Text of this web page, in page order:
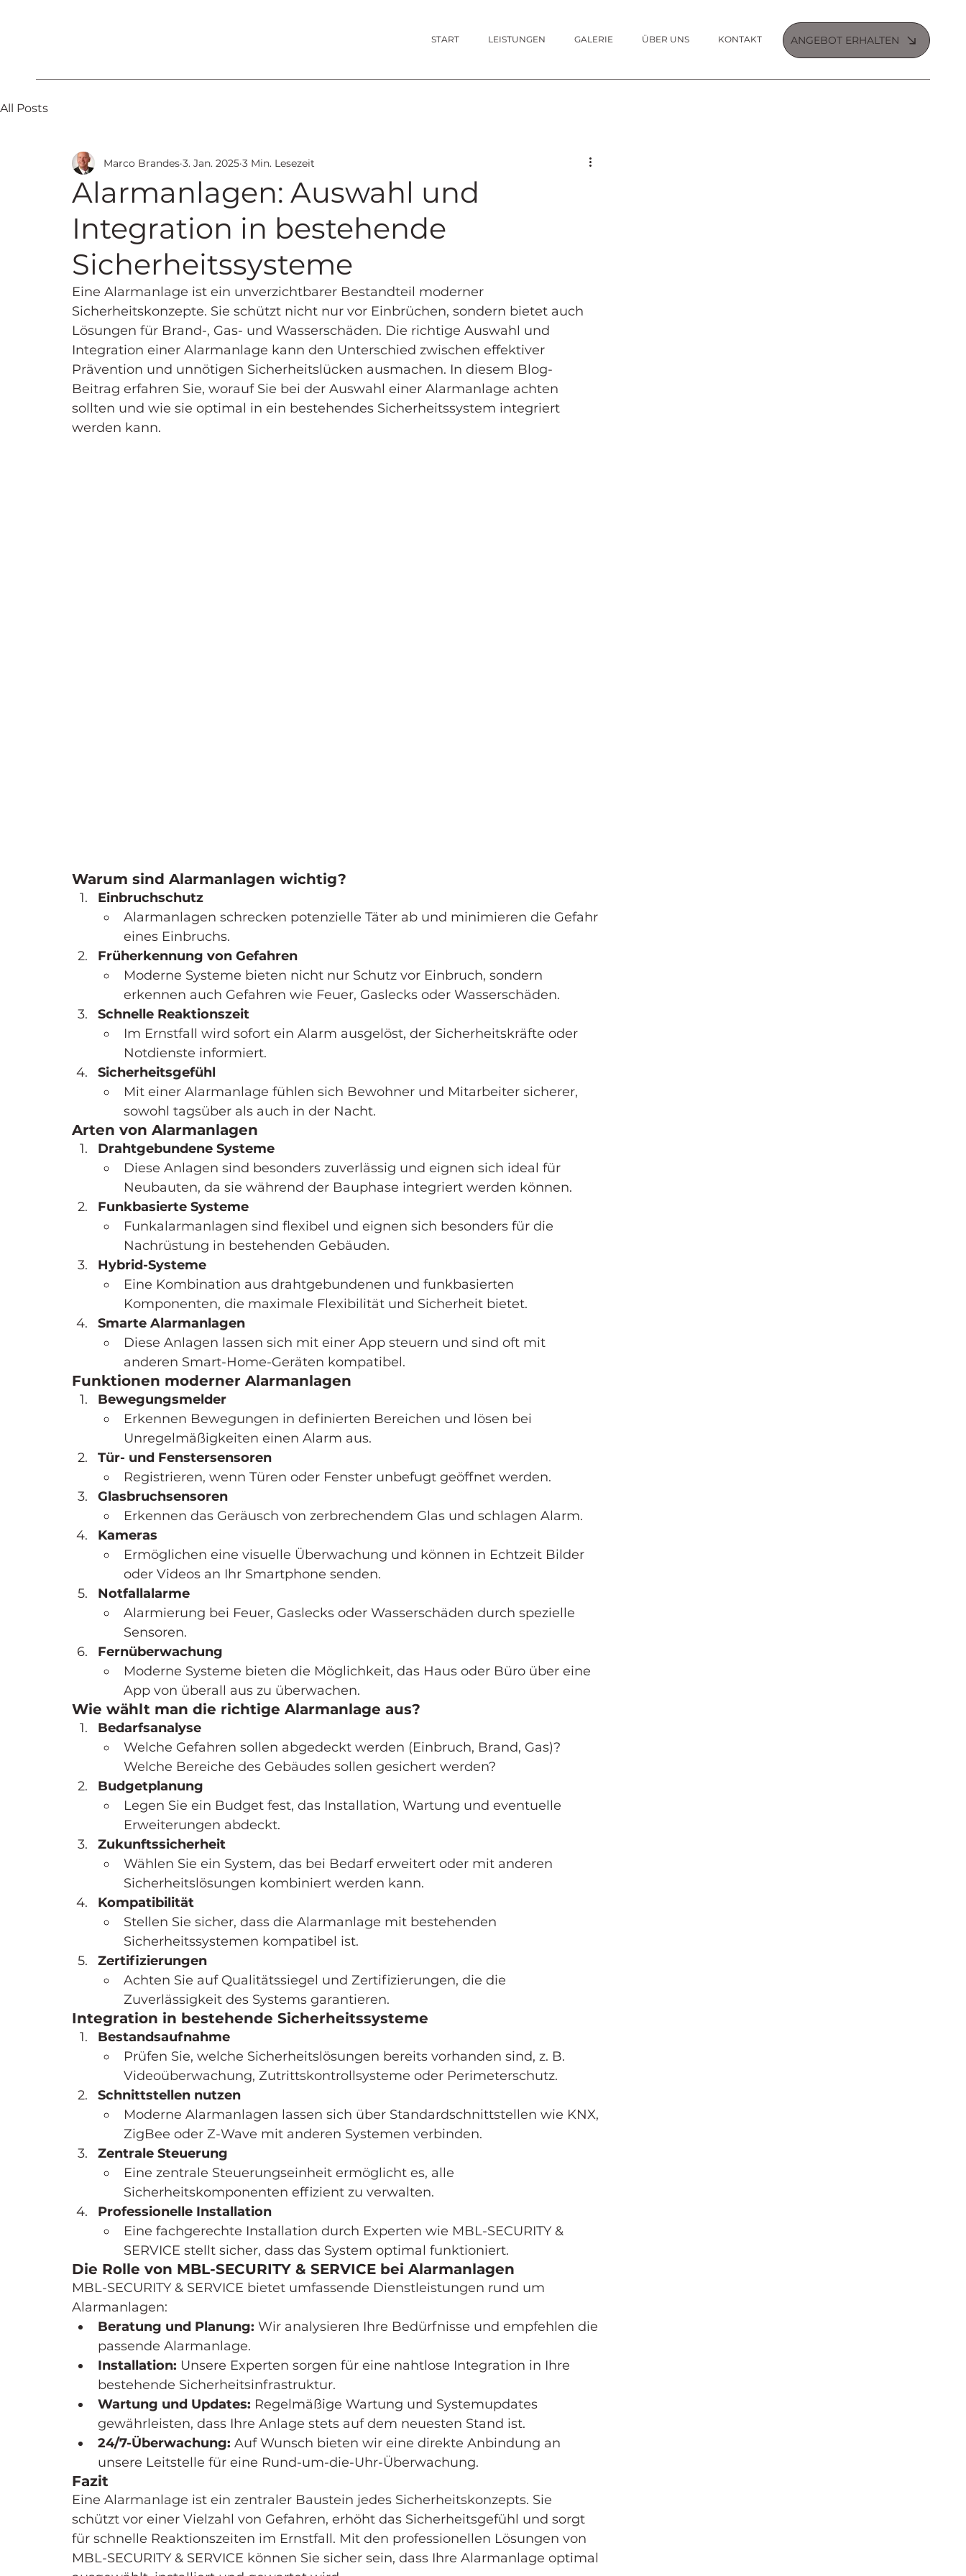
ANGEBOT ERHALTEN
START LEISTUNGEN GALERIE ÜBER UNS KONTAKT
All Posts
Alarmanlagen: Auswahl und
Integration in bestehende
Sicherheitssysteme
Marco Brandes 3. Jan. 2025 3 Min. Lesezeit
Eine Alarmanlage ist ein unverzichtbarer Bestandteil moderner
Sicherheitskonzepte. Sie schützt nicht nur vor Einbrüchen, sondern bietet auch
Lösungen für Brand-, Gas- und Wasserschäden. Die richtige Auswahl und
Integration einer Alarmanlage kann den Unterschied zwischen effektiver
Prävention und unnötigen Sicherheitslücken ausmachen. In diesem Blog-
Beitrag erfahren Sie, worauf Sie bei der Auswahl einer Alarmanlage achten
sollten und wie sie optimal in ein bestehendes Sicherheitssystem integriert
werden kann.
Warum sind Alarmanlagen wichtig?
Einbruchschutz
Alarmanlagen schrecken potenzielle Täter ab und minimieren die Gefahr
eines Einbruchs.
Früherkennung von Gefahren
Moderne Systeme bieten nicht nur Schutz vor Einbruch, sondern
erkennen auch Gefahren wie Feuer, Gaslecks oder Wasserschäden.
Schnelle Reaktionszeit
Im Ernstfall wird sofort ein Alarm ausgelöst, der Sicherheitskräfte oder
Notdienste informiert.
Sicherheitsgefühl
Mit einer Alarmanlage fühlen sich Bewohner und Mitarbeiter sicherer,
sowohl tagsüber als auch in der Nacht.
Arten von Alarmanlagen
Drahtgebundene Systeme
Diese Anlagen sind besonders zuverlässig und eignen sich ideal für
Neubauten, da sie während der Bauphase integriert werden können.
Funkbasierte Systeme
Funkalarmanlagen sind flexibel und eignen sich besonders für die
Nachrüstung in bestehenden Gebäuden.
Hybrid-Systeme
Eine Kombination aus drahtgebundenen und funkbasierten
Komponenten, die maximale Flexibilität und Sicherheit bietet.
Smarte Alarmanlagen
Diese Anlagen lassen sich mit einer App steuern und sind oft mit
anderen Smart-Home-Geräten kompatibel.
Funktionen moderner Alarmanlagen
Bewegungsmelder
Erkennen Bewegungen in definierten Bereichen und lösen bei
Unregelmäßigkeiten einen Alarm aus.
Tür- und Fenstersensoren
Registrieren, wenn Türen oder Fenster unbefugt geöffnet werden.
Glasbruchsensoren
Erkennen das Geräusch von zerbrechendem Glas und schlagen Alarm.
Kameras
Ermöglichen eine visuelle Überwachung und können in Echtzeit Bilder
oder Videos an Ihr Smartphone senden.
Notfallalarme
Alarmierung bei Feuer, Gaslecks oder Wasserschäden durch spezielle
Sensoren.
Fernüberwachung
Moderne Systeme bieten die Möglichkeit, das Haus oder Büro über eine
App von überall aus zu überwachen.
Wie wählt man die richtige Alarmanlage aus?
Bedarfsanalyse
Welche Gefahren sollen abgedeckt werden (Einbruch, Brand, Gas)?
Welche Bereiche des Gebäudes sollen gesichert werden?
Budgetplanung
Legen Sie ein Budget fest, das Installation, Wartung und eventuelle
Erweiterungen abdeckt.
Zukunftssicherheit
Wählen Sie ein System, das bei Bedarf erweitert oder mit anderen
Sicherheitslösungen kombiniert werden kann.
Kompatibilität
Stellen Sie sicher, dass die Alarmanlage mit bestehenden
Sicherheitssystemen kompatibel ist.
Zertifizierungen
Achten Sie auf Qualitätssiegel und Zertifizierungen, die die
Zuverlässigkeit des Systems garantieren.
Integration in bestehende Sicherheitssysteme
Bestandsaufnahme
Prüfen Sie, welche Sicherheitslösungen bereits vorhanden sind, z. B.
Videoüberwachung, Zutrittskontrollsysteme oder Perimeterschutz.
Schnittstellen nutzen
Moderne Alarmanlagen lassen sich über Standardschnittstellen wie KNX,
ZigBee oder Z-Wave mit anderen Systemen verbinden.
Zentrale Steuerung
Eine zentrale Steuerungseinheit ermöglicht es, alle
Sicherheitskomponenten effizient zu verwalten.
Professionelle Installation
Eine fachgerechte Installation durch Experten wie MBL-SECURITY &
SERVICE stellt sicher, dass das System optimal funktioniert.
Die Rolle von MBL-SECURITY & SERVICE bei Alarmanlagen
MBL-SECURITY & SERVICE bietet umfassende Dienstleistungen rund um
Alarmanlagen:
Beratung und Planung: Wir analysieren Ihre Bedürfnisse und empfehlen die
passende Alarmanlage.
Installation: Unsere Experten sorgen für eine nahtlose Integration in Ihre
bestehende Sicherheitsinfrastruktur.
Wartung und Updates: Regelmäßige Wartung und Systemupdates
gewährleisten, dass Ihre Anlage stets auf dem neuesten Stand ist.
24/7-Überwachung: Auf Wunsch bieten wir eine direkte Anbindung an
unsere Leitstelle für eine Rund-um-die-Uhr-Überwachung.
Fazit
Eine Alarmanlage ist ein zentraler Baustein jedes Sicherheitskonzepts. Sie
schützt vor einer Vielzahl von Gefahren, erhöht das Sicherheitsgefühl und sorgt
für schnelle Reaktionszeiten im Ernstfall. Mit den professionellen Lösungen von
MBL-SECURITY & SERVICE können Sie sicher sein, dass Ihre Alarmanlage optimal